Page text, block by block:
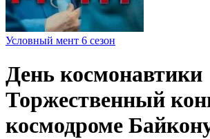
Условный мент 6 сезон
День космонавтики
Торжественный
космодроме